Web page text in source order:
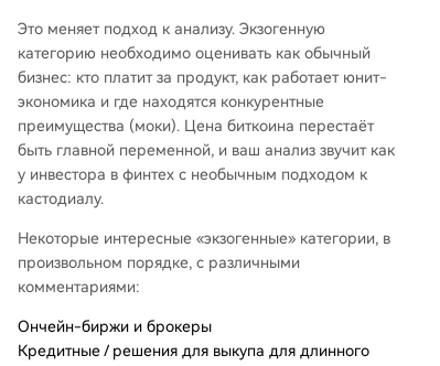
Это меняет подход к анализу. Экзогенную
категорию необходимо оценивать как обычный
бизнес: кто платит за продукт, как работает юнит-
экономика и где находятся конкурентные
преимущества (моки). Цена биткоина перестаёт
быть главной переменной, и ваш анализ звучит как
у инвестора в финтех с необычным подходом к
кастодиалу.
Некоторые интересные «экзогенные» категории, в
произвольном порядке, с различными
комментариями:
Ончейн-биржи и брокеры
Кредитные / решения для выкупа для длинного